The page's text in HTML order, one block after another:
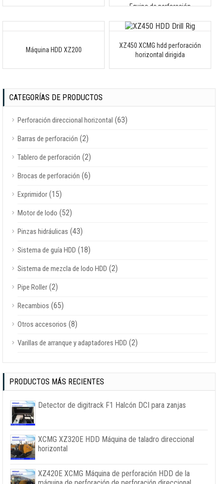
Equipo de perforación
Máquina HDD XZ200
XZ450 XCMG hdd perforación
horizontal dirigida
CATEGORÍAS DE PRODUCTOS
Perforación direccional horizontal (63)
Barras de perforación (2)
Tablero de perforación (2)
Brocas de perforación (6)
Exprimidor (15)
Motor de lodo (52)
Pinzas hidráulicas (43)
Sistema de guía HDD (18)
Sistema de mezcla de lodo HDD (2)
Pipe Roller (2)
Recambios (65)
Otros accesorios (8)
Varillas de arranque y adaptadores HDD (2)
PRODUCTOS MÁS RECIENTES
Detector de digitrack F1 Halcón DCI para zanjas
XCMG XZ320E HDD Máquina de taladro direccional
horizontal
XZ420E XCMG Máquina de perforación HDD de la